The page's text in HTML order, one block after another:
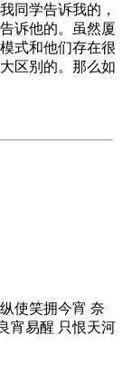
同学告诉我的，
诉他的。虽然厦
式和他们存在很
区别的。那么如
使笑拥今宵 奈
宵易醒 只恨天河